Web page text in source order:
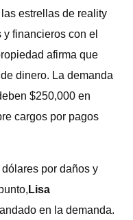
estrellas de reality
financieros con el
afirma que
dinero. La demanda
$250,000 en
cargos por pagos
por daños y
Lisa
en la demanda.